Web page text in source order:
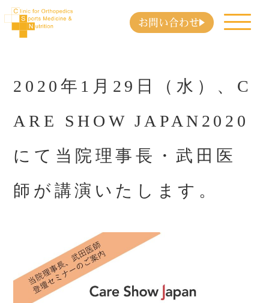
お問い合わせ
2020年1月29日（水）、C
ARE SHOW JAPAN2020
にて当院理事長・武田医
師が講演いたします。